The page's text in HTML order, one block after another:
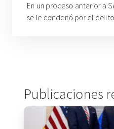
En un proceso anterior a
se le condenó por el
Publicaciones